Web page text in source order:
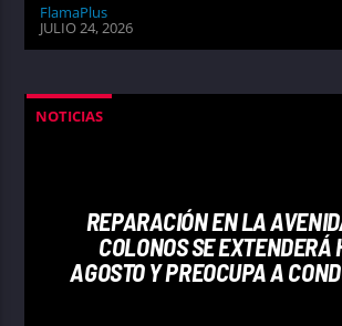
FlamaPlus
JULIO 24, 2026
NOTICIAS
REPARACIÓN EN LA
COLONOS SE EXTENDERÁ
AGOSTO Y PREOCUPA A